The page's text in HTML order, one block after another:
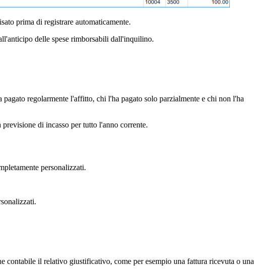
prima di registrare automaticamente.
delle spese rimborsabili dall'inquilino.
regolarmente l'affitto, chi l'ha pagato solo parzialmente e chi non l'ha
di incasso per tutto l'anno corrente.
personalizzati.
contabile il relativo giustificativo, come per esempio una fattura ricevuta o una